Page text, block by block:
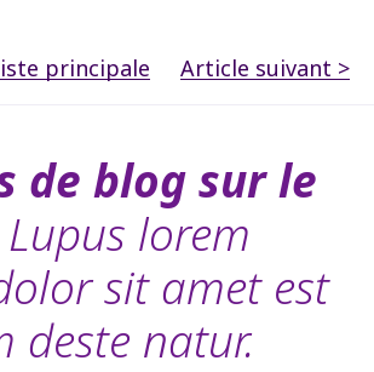
principale Article suivant >
de blog sur le
Lupus lorem
sit amet est
deste natur.